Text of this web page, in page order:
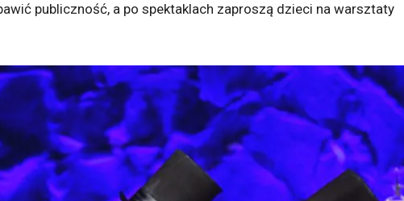
publiczność, a po spektaklach zaproszą dzieci na warsztaty